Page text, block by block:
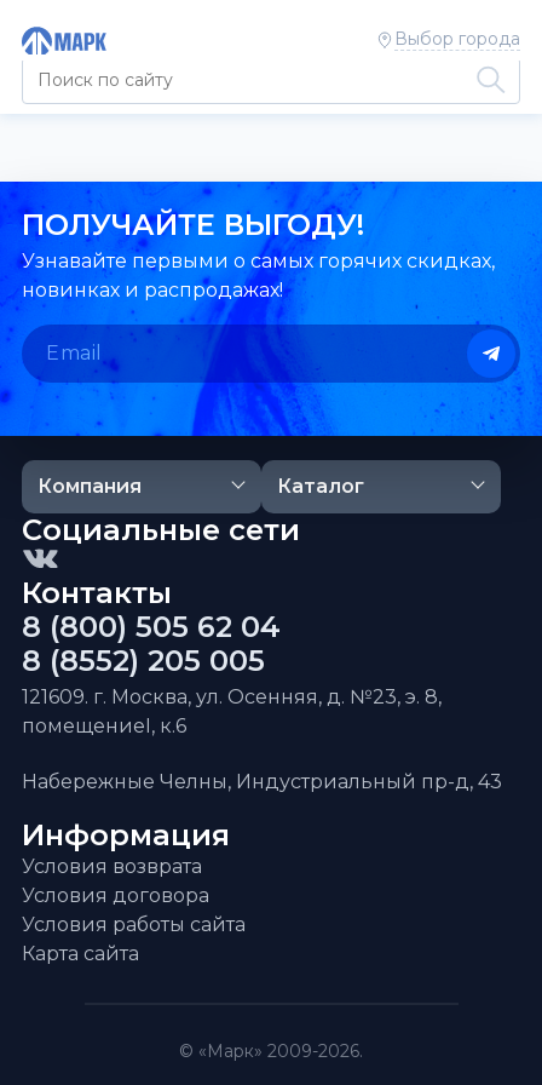
Выбор города
ПОЛУЧАЙТЕ ВЫГОДУ!
Узнавайте первыми о самых горячих скидках,
новинках и распродажах!
Компания Каталог
Информация
Условия возврата
Условия договора
Условия работы сайта
Карта сайта
Контакты
8 (800) 505 62 04
8 (8552) 205 005
121609. г. Москва, ул. Осенняя, д. №23, э. 8,
помещениеI, к.6
Набережные Челны, Индустриальный пр-д, 43
Социальные сети
© «Марк» 2009-2026.